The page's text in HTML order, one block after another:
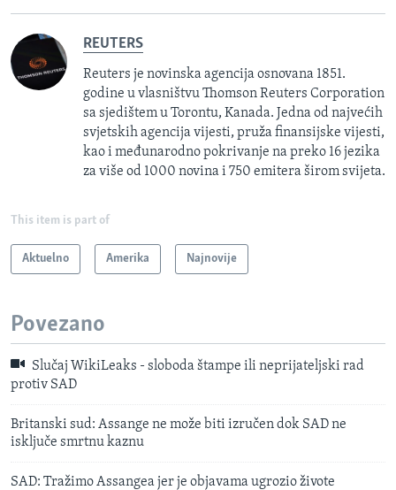
REUTERS
Reuters je novinska agencija osnovana 1851.
godine u vlasništvu Thomson Reuters Corporation
sa sjedištem u Torontu, Kanada. Jedna od najvećih
svjetskih agencija vijesti, pruža finansijske vijesti,
kao i međunarodno pokrivanje na preko 16 jezika
za više od 1000 novina i 750 emitera širom svijeta.
This item is part of
Aktuelno Amerika Najnovije
Povezano
Slučaj WikiLeaks - sloboda štampe ili neprijateljski rad
protiv SAD
Britanski sud: Assange ne može biti izručen dok SAD ne
isključe smrtnu kaznu
SAD: Tražimo Assangea jer je objavama ugrozio živote